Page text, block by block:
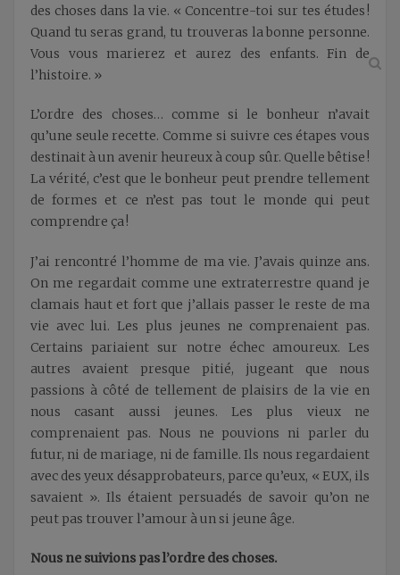
des choses dans la vie. « Concentre-toi sur tes études !
Quand tu seras grand, tu trouveras la bonne personne.
Vous vous marierez et aurez des enfants. Fin de
l’histoire. »
L’ordre des choses… comme si le bonheur n’avait
qu’une seule recette. Comme si suivre ces étapes vous
destinait à un avenir heureux à coup sûr. Quelle bêtise !
La vérité, c’est que le bonheur peut prendre tellement
de formes et ce n’est pas tout le monde qui peut
comprendre ça !
J’ai rencontré l’homme de ma vie. J’avais quinze ans.
On me regardait comme une extraterrestre quand je
clamais haut et fort que j’allais passer le reste de ma
vie avec lui. Les plus jeunes ne comprenaient pas.
Certains pariaient sur notre échec amoureux. Les
autres avaient presque pitié, jugeant que nous
passions à côté de tellement de plaisirs de la vie en
nous casant aussi jeunes. Les plus vieux ne
comprenaient pas. Nous ne pouvions ni parler du
futur, ni de mariage, ni de famille. Ils nous regardaient
avec des yeux désapprobateurs, parce qu’eux, « EUX, ils
savaient ». Ils étaient persuadés de savoir qu’on ne
peut pas trouver l’amour à un si jeune âge.
Nous ne suivions pas l’ordre des choses.